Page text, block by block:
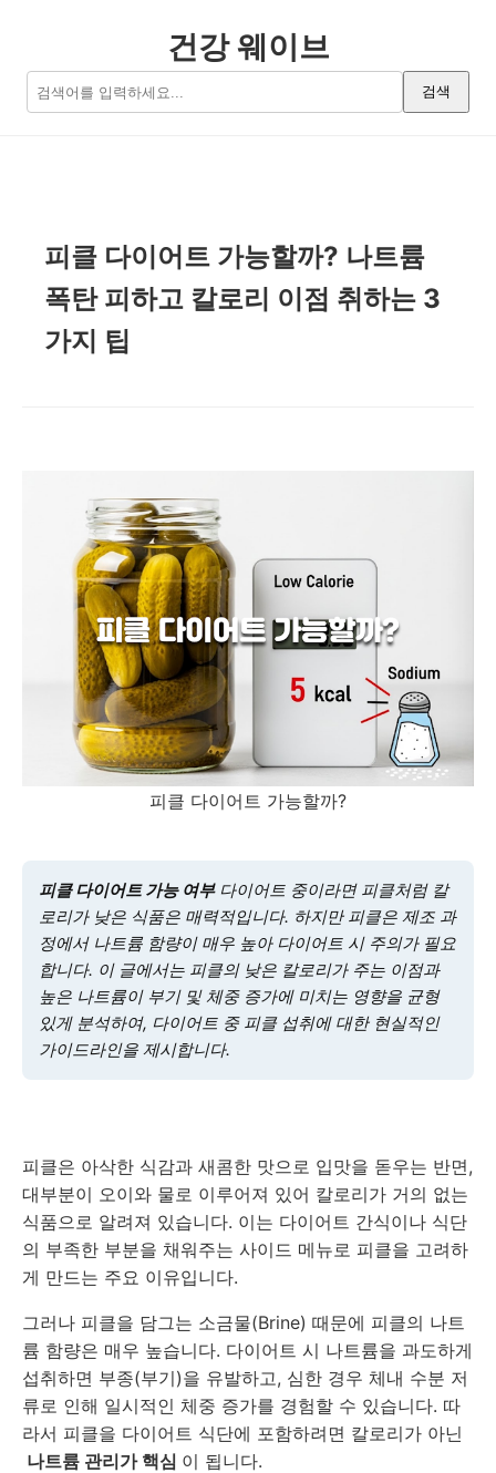
건강 웨이브
검색
피클 다이어트 가능할까? 나트륨
폭탄 피하고 칼로리 이점 취하는 3
가지 팁
피클 다이어트 가능할까?
피클 다이어트 가능 여부다이어트 중이라면 피클처럼 칼
로리가 낮은 식품은 매력적입니다. 하지만 피클은 제조 과
정에서 나트륨 함량이 매우 높아 다이어트 시 주의가 필요
합니다. 이 글에서는 피클의 낮은 칼로리가 주는 이점과
높은 나트륨이 부기 및 체중 증가에 미치는 영향을 균형
있게 분석하여, 다이어트 중 피클 섭취에 대한 현실적인
가이드라인을 제시합니다.
피클은 아삭한 식감과 새콤한 맛으로 입맛을 돋우는 반면,
대부분이 오이와 물로 이루어져 있어 칼로리가 거의 없는
식품으로 알려져 있습니다. 이는 다이어트 간식이나 식단
의 부족한 부분을 채워주는 사이드 메뉴로 피클을 고려하
게 만드는 주요 이유입니다.
그러나 피클을 담그는 소금물(Brine) 때문에 피클의 나트
륨 함량은 매우 높습니다. 다이어트 시 나트륨을 과도하게
섭취하면 부종(부기)을 유발하고, 심한 경우 체내 수분 저
류로 인해 일시적인 체중 증가를 경험할 수 있습니다. 따
라서 피클을 다이어트 식단에 포함하려면 칼로리가 아닌
나트륨 관리가 핵심 이 됩니다.